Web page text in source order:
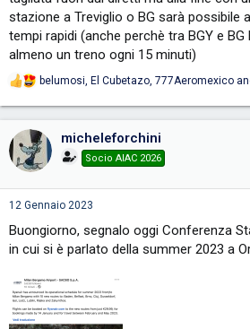
stazione a Treviglio o BG sarà possibile
tempi rapidi (anche perchè tra BGY e BG
almeno un treno ogni 15 minuti)
R
t
i
n
s
belumosi, El Cubetazo, 777Aeromexico
micheleforchini
Socio AIAC 2026
12 Gennaio 2023
Buongiorno, segnalo oggi Conferenza
in cui si è parlato della summer 2023 a